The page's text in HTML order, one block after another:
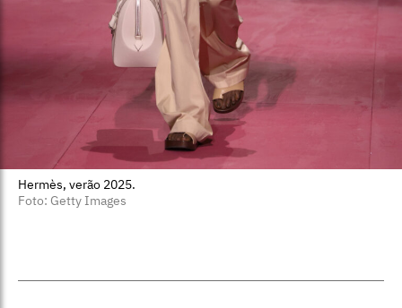
Hermès, verão 2025.
Foto: Getty Images